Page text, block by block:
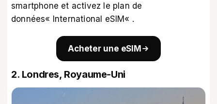
smartphone et activez le plan de
données« International eSIM« .
Acheter une eSIM
2. Londres, Royaume-Uni